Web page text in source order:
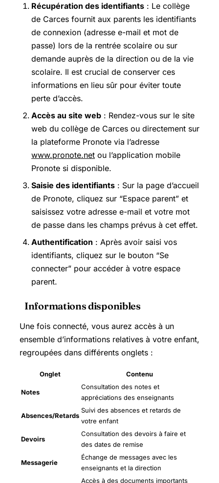
Récupération des identifiants : Le collège
de Carces fournit aux parents les identifiants
de connexion (adresse e-mail et mot de
passe) lors de la rentrée scolaire ou sur
demande auprès de la direction ou de la vie
scolaire. Il est crucial de conserver ces
informations en lieu sûr pour éviter toute
perte d’accès.
Accès au site web : Rendez-vous sur le site
web du collège de Carces ou directement sur
la plateforme Pronote via l’adresse
www.pronote.net ou l’application mobile
Pronote si disponible.
Saisie des identifiants : Sur la page d’accueil
de Pronote, cliquez sur “Espace parent” et
saisissez votre adresse e-mail et votre mot
de passe dans les champs prévus à cet effet.
Authentification : Après avoir saisi vos
identifiants, cliquez sur le bouton “Se
connecter” pour accéder à votre espace
parent.
Informations disponibles
Une fois connecté, vous aurez accès à un
ensemble d’informations relatives à votre enfant,
regroupées dans différents onglets :
Onglet Contenu
Notes
Consultation des notes et
appréciations des enseignants
Absences/Retards
Suivi des absences et retards de
votre enfant
Devoirs
Consultation des devoirs à faire et
des dates de remise
Messagerie
Échange de messages avec les
enseignants et la direction
Accès à des documents importants